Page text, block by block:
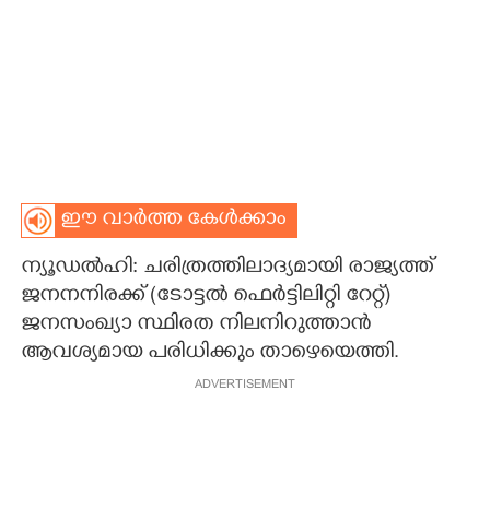
ഈ വാർത്ത കേൾക്കാം
ന്യൂഡൽഹി: ചരിത്രത്തിലാദ്യമായി രാജ്യത്ത്
ജനനനിരക്ക് (ടോട്ടൽ ഫെർട്ടിലിറ്റി റേറ്റ്)
ജനസംഖ്യാ സ്ഥിരത നിലനിറുത്താൻ
ആവശ്യമായ പരിധിക്കും താഴെയെത്തി.
ADVERTISEMENT